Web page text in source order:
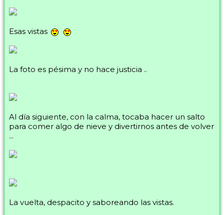
Esas vistas
La foto es pésima y no hace justicia ..
Al día siguiente, con la calma, tocaba hacer un salto
para comer algo de nieve y divertirnos antes de volver
...
La vuelta, despacito y saboreando las vistas.